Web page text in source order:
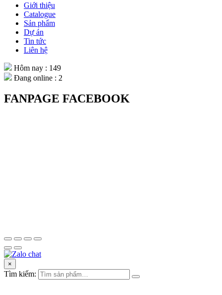
Giới thiệu
Catalogue
Sản phẩm
Dự án
Tin tức
Liên hệ
Hôm nay : 149
Đang online : 2
FANPAGE FACEBOOK
×
Tìm kiếm: